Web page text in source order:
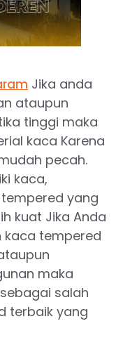
Jika anda
ataupun
tinggi maka
kaca Karena
pecah.
kaca,
yang
kuat Jika Anda
kaca tempered
maka
salah
terbaik yang